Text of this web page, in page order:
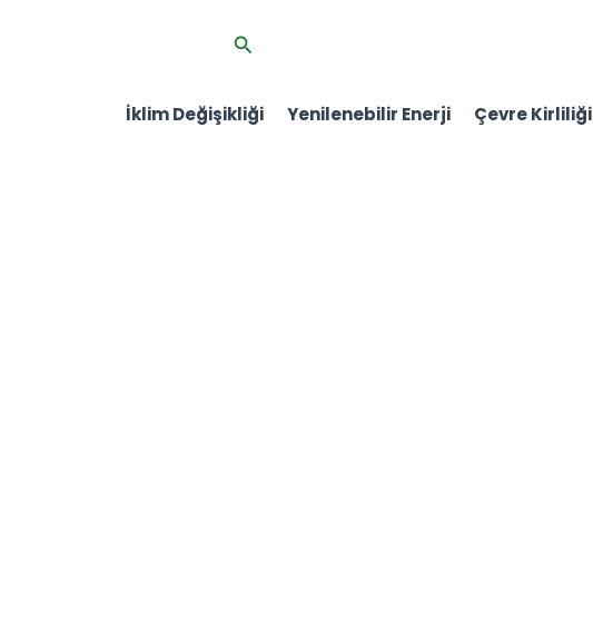
Arama
İklim Değişikliği Yenilenebilir Enerji Çevre Kirliliği